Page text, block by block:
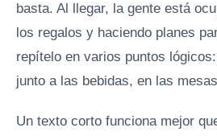
basta. Al llegar, la gente está
los regalos y haciendo planes
repítelo en varios puntos
junto a las bebidas, en las
Un texto corto funciona mejor